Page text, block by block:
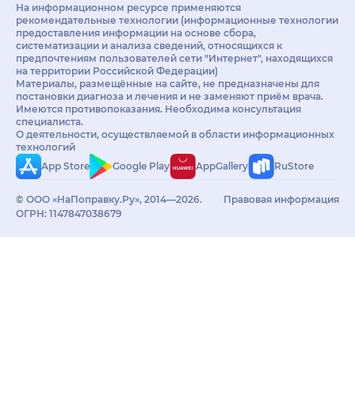
На информационном ресурсе применяются
рекомендательные технологии (информационные технологии
предоставления информации на основе сбора,
систематизации и анализа сведений, относящихся к
предпочтениям пользователей сети "Интернет", находящихся
на территории Российской Федерации)
Материалы, размещённые на сайте, не предназначены для
постановки диагноза и лечения и не заменяют приём врача.
Имеются противопоказания. Необходима консультация
специалиста.
О деятельности, осуществляемой в области информационных
технологий
App Store
Google Play AppGallery RuStore
© ООО «НаПоправку.Ру», 2014—2026.
ОГРН: 1147847038679
Правовая информация